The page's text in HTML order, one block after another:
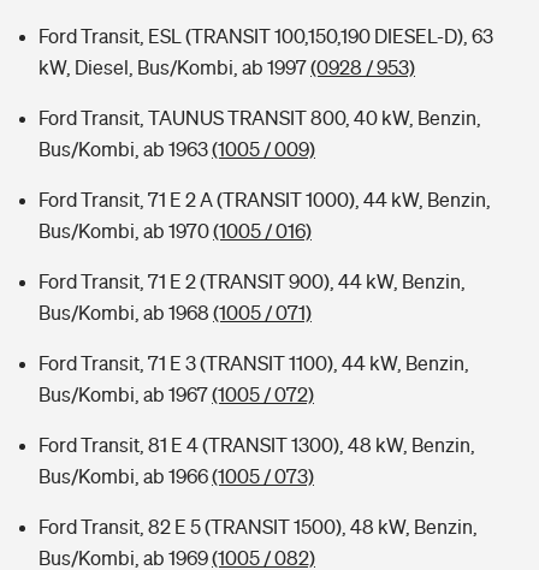
Ford Transit, ESL (TRANSIT 100,150,190 DIESEL-D), 63
kW, Diesel, Bus/Kombi, ab 1997(0928 / 953)
Ford Transit, TAUNUS TRANSIT 800, 40 kW, Benzin,
Bus/Kombi, ab 1963(1005 / 009)
Ford Transit, 71 E 2 A (TRANSIT 1000), 44 kW, Benzin,
Bus/Kombi, ab 1970(1005 / 016)
Ford Transit, 71 E 2 (TRANSIT 900), 44 kW, Benzin,
Bus/Kombi, ab 1968 (1005 / 071)
Ford Transit, 71 E 3 (TRANSIT 1100), 44 kW, Benzin,
Bus/Kombi, ab 1967(1005 / 072)
Ford Transit, 81 E 4 (TRANSIT 1300), 48 kW, Benzin,
Bus/Kombi, ab 1966(1005 / 073)
Ford Transit, 82 E 5 (TRANSIT 1500), 48 kW, Benzin,
Bus/Kombi, ab 1969(1005 / 082)